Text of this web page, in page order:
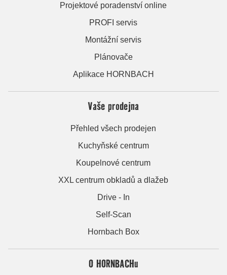
Projektové poradenství online
PROFI servis
Montážní servis
Plánovače
Aplikace HORNBACH
Vaše prodejna
Přehled všech prodejen
Kuchyňské centrum
Koupelnové centrum
XXL centrum obkladů a dlažeb
Drive - In
Self-Scan
Hornbach Box
O HORNBACHu